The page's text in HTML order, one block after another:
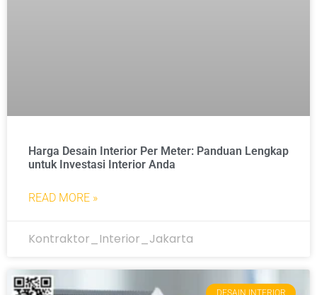
Harga Desain Interior Per Meter: Panduan Lengkap
untuk Investasi Interior Anda
READ MORE »
Kontraktor_Interior_Jakarta
DESAIN INTERIOR